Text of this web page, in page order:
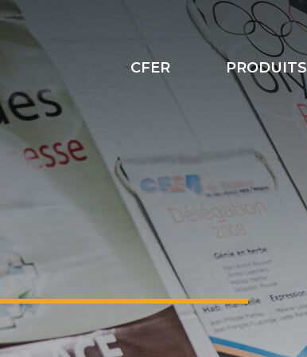
CFER PRODUITS